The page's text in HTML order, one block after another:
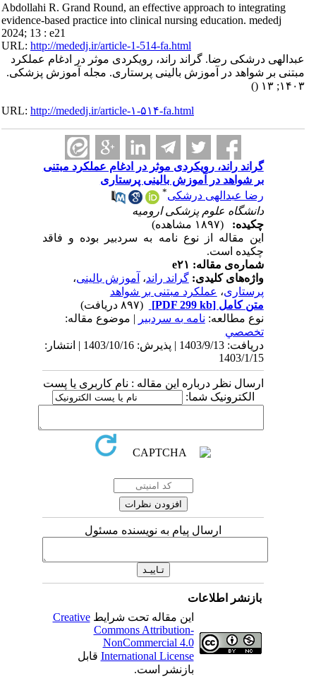
Abdollahi R. Grand Round, an effective approach to integrating
evidence-based practice into clinical nursing education. mededj
2024; 13 : e21
URL:http://mededj.ir/article-1-514-fa.html
عبدالهی درشکی رضا. گراند راند، رویکردی موثر در ادغام عملکرد
مبتنی بر شواهد در آموزش بالینی پرستاری. مجله آموزش پزشکی.
۱۴۰۳; ۱۳
()
URL:http://mededj.ir/article-۱-۵۱۴-fa.html
گراند راند، رویکردی موثر در ادغام عملکرد مبتنی
بر شواهد در آموزش بالینی پرستاری
رضا عبدالهی درشکی
دانشگاه علوم پزشکی ارومیه
چکیده:
این مقاله از نوع نامه به سردبیر بوده و فاقد
چکیده است.
شماره‌ی مقاله: e۲۱
واژه‌های کلیدی:گراند راند ،آموزش بالینی،
پرستاری،عملکرد مبتنی بر شواهد
متن کامل[PDF 299 kb]
نوع مطالعه:نامه به سردبیر| موضوع مقاله:
تخصصي
دریافت: 1403/9/13 | پذیرش: 1403/10/16 | انتشار:
1403/1/15
ارسال نظر درباره این مقاله : نام کاربری یا پست
الکترونیک شما:
ارسال پیام به نویسنده مسئول
بازنشر اطلاعات
این مقاله تحت شرایطCreative
Commons Attribution-
NonCommercial 4.0
International Licenseقابل
بازنشر است.